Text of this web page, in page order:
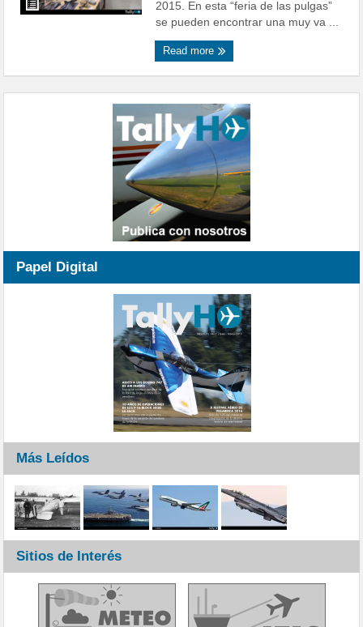
2015. En esta “feria de las pulgas”
se pueden encontrar una muy va ...
Read more
Papel Digital
Más Leídos
Sitios de Interés